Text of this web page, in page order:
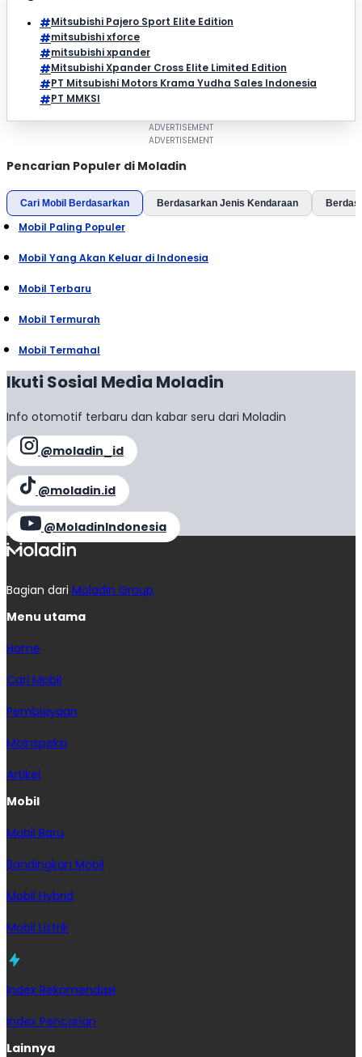
Mitsubishi Pajero Sport Elite Edition
mitsubishi xforce
mitsubishi xpander
Mitsubishi Xpander Cross Elite Limited Edition
PT Mitsubishi Motors Krama Yudha Sales Indonesia
PT MMKSI
Pencarian Populer di Moladin
Cari Mobil Berdasarkan Berdasarkan Jenis Kendaraan
Mobil Paling Populer
Mobil Yang Akan Keluar di Indonesia
Mobil Terbaru
Mobil Termurah
Mobil Termahal
Ikuti Sosial Media Moladin
Info otomotif terbaru dan kabar seru dari Moladin
@moladin_id
@moladin.id
@MoladinIndonesia
Bagian dari Moladin Group
Menu utama
Home
Cari Mobil
Pembiayaan
MoInspeksi
Artikel
Mobil
Mobil Baru
Bandingkan Mobil
Mobil Hybrid
Mobil Listrik
Index Rekomendasi
Index Pencarian
Lainnya